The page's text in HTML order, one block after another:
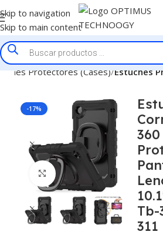
Skip to navigation
Skip to main content
Protectores (Cases) Estuches
-17%
Click to enlarge
Tb-
311